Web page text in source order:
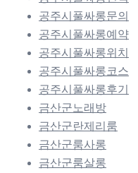
공주시풀싸롱문의
공주시풀싸롱예약
공주시풀싸롱위치
공주시풀싸롱코스
공주시풀싸롱후기
금산군노래방
금산군란제리룸
금산군룸사롱
금산군룸살롱